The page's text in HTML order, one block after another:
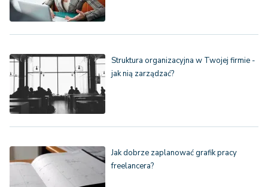
Struktura organizacyjna w Twojej firmie -
jak nią zarządzać?
Jak dobrze zaplanować grafik pracy
freelancera?